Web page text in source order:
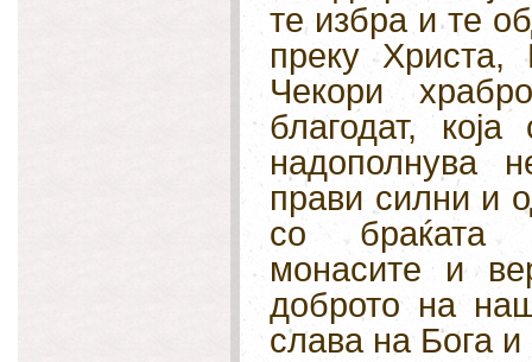
те избра и те
преку
Чекори
благодат,
надополнува
прави силни и
со браќата
монасите и
доброто на
слава на Бога